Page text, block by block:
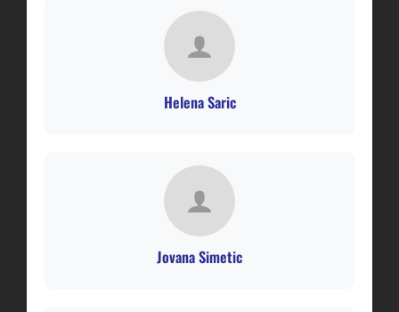
Helena Saric
Jovana Simetic